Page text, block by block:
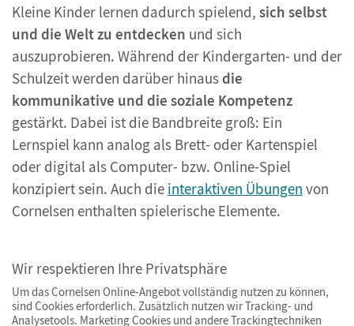
Kleine Kinder lernen dadurch spielend, sich selbst
und die Welt zu entdecken und sich
auszuprobieren. Während der Kindergarten- und der
Schulzeit werden darüber hinausdie
kommunikative und die soziale Kompetenz
gestärkt. Dabei ist die Bandbreite groß: Ein
Lernspiel kann analog als Brett- oder Kartenspiel
oder digital als Computer- bzw. Online-Spiel
konzipiert sein. Auch die interaktiven Übungen von
Cornelsen enthalten spielerische Elemente.
interaktiven Elementen. So bauen Rollenspiele eine
fiktive Welt auf, welche die Fantasie anregt. Dabei
wird nicht nur die linke, analytische Gehirnhälfte
Wir respektieren Ihre Privatsphäre
Um das Cornelsen Online-Angebot vollständig nutzen zu können,
sind Cookies erforderlich. Zusätzlich nutzen wir Tracking- und
Analysetools. Marketing Cookies und andere Trackingtechniken